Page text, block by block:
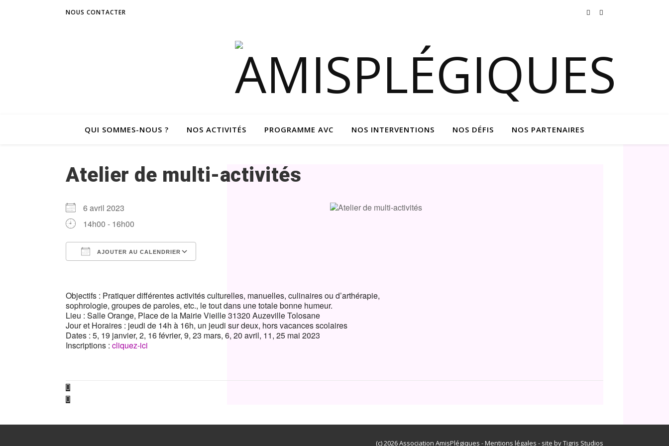
NOUS CONTACTER
QUI SOMMES-NOUS ? NOS ACTIVITÉS PROGRAMME AVC NOS INTERVENTIONS NOS DÉFIS NOS PARTENAIRES
Atelier de multi-activités
6 avril 2023
14h00 - 16h00
AJOUTER AU CALENDRIER
Objectifs : Pratiquer différentes activités culturelles, manuelles, culinaires ou d’arthérapie,
sophrologie, groupes de paroles, etc., le tout dans une totale bonne humeur.
Lieu : Salle Orange, Place de la Mairie Vieille 31320 Auzeville Tolosane
Jour et Horaires : jeudi de 14h à 16h, un jeudi sur deux, hors vacances scolaires
Dates : 5, 19 janvier, 2, 16 février, 9, 23 mars, 6, 20 avril, 11, 25 mai 2023
Inscriptions : cliquez-ici
(c) 2026 Association AmisPlégiques -Mentions légales - site byTigris Studios